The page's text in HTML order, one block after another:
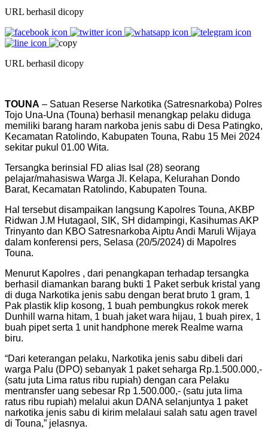
URL berhasil dicopy
URL berhasil dicopy
TOUNA – Satuan Reserse Narkotika (Satresnarkoba) Polres
Tojo Una-Una (Touna) berhasil menangkap pelaku diduga
memiliki barang haram narkoba jenis sabu di Desa Patingko,
Kecamatan Ratolindo, Kabupaten Touna, Rabu 15 Mei 2024
sekitar pukul 01.00 Wita.
Tersangka berinsial FD alias Isal (28) seorang
pelajar/mahasiswa Warga Jl. Kelapa, Kelurahan Dondo
Barat, Kecamatan Ratolindo, Kabupaten Touna.
Hal tersebut disampaikan langsung Kapolres Touna, AKBP
Ridwan J.M Hutagaol, SIK, SH didampingi, Kasihumas AKP
Trinyanto dan KBO Satresnarkoba Aiptu Andi Maruli Wijaya
dalam konferensi pers, Selasa (20/5/2024) di Mapolres
Touna.
Menurut Kapolres , dari penangkapan terhadap tersangka
berhasil diamankan barang bukti 1 Paket serbuk kristal yang
di duga Narkotika jenis sabu dengan berat bruto 1 gram, 1
Pak plastik klip kosong, 1 buah pembungkus rokok merek
Dunhill warna hitam, 1 buah jaket wara hijau, 1 buah pirex, 1
buah pipet serta 1 unit handphone merek Realme warna
biru.
“Dari keterangan pelaku, Narkotika jenis sabu dibeli dari
warga Palu (DPO) sebanyak 1 paket seharga Rp.1.500.000,-
(satu juta Lima ratus ribu rupiah) dengan cara Pelaku
mentransfer uang sebesar Rp 1.500.000,- (satu juta lima
ratus ribu rupiah) melalui akun DANA selanjuntya 1 paket
narkotika jenis sabu di kirim melalaui salah satu agen travel
di Touna,” jelasnya.